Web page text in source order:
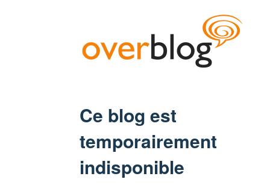
Ce blog est
temporairement
indisponible